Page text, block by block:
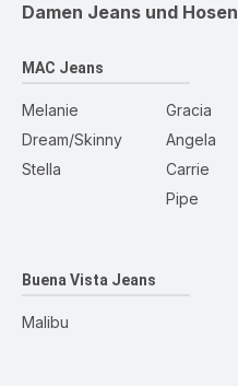
Damen Jeans und Hosen
MAC Jeans
Melanie
Dream/Skinny
Stella
Gracia
Angela
Carrie
Pipe
Buena Vista Jeans
Malibu